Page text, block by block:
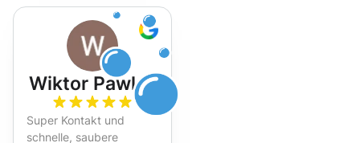
Wiktor Pawlak
Super Kontakt und
schnelle, saubere